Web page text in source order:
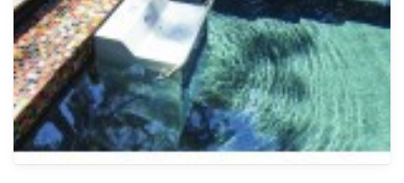
الأنظمة